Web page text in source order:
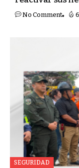
No Comment
SEGURIDAD